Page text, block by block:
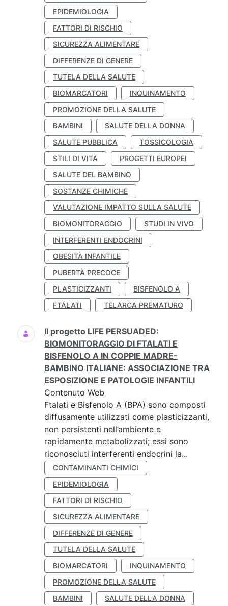
EPIDEMIOLOGIA
FATTORI DI RISCHIO
SICUREZZA ALIMENTARE
DIFFERENZE DI GENERE
TUTELA DELLA SALUTE
BIOMARCATORI
INQUINAMENTO
PROMOZIONE DELLA SALUTE
BAMBINI
SALUTE DELLA DONNA
SALUTE PUBBLICA
TOSSICOLOGIA
STILI DI VITA
PROGETTI EUROPEI
SALUTE DEL BAMBINO
SOSTANZE CHIMICHE
VALUTAZIONE IMPATTO SULLA SALUTE
BIOMONITORAGGIO
STUDI IN VIVO
INTERFERENTI ENDOCRINI
OBESITÀ INFANTILE
PUBERTÀ PRECOCE
PLASTICIZZANTI
BISFENOLO A
FTALATI
TELARCA PREMATURO
Il progetto LIFE PERSUADED:
BIOMONITORAGGIO DI FTALATI E
BISFENOLO A IN COPPIE MADRE-
BAMBINO ITALIANE: ASSOCIAZIONE TRA
ESPOSIZIONE E PATOLOGIE INFANTILI
Contenuto Web
Ftalati e Bisfenolo A (BPA) sono composti
diffusamente utilizzati come plasticizzanti,
non persistenti nell’ambiente e
rapidamente metabolizzati; essi sono
riconosciuti interferenti endocrini la...
CONTAMINANTI CHIMICI
EPIDEMIOLOGIA
FATTORI DI RISCHIO
SICUREZZA ALIMENTARE
DIFFERENZE DI GENERE
TUTELA DELLA SALUTE
BIOMARCATORI
INQUINAMENTO
PROMOZIONE DELLA SALUTE
BAMBINI
SALUTE DELLA DONNA